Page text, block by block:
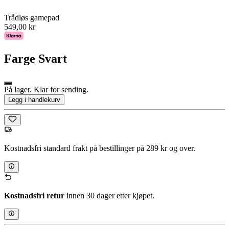
Trådløs gamepad
549,00 kr
Farge Svart
På lager. Klar for sending.
Legg i handlekurv
Kostnadsfri standard frakt på bestillinger på 289 kr og over.
Kostnadsfri retur innen 30 dager etter kjøpet.